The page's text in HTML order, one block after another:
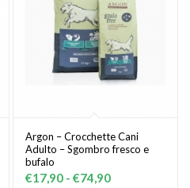
Argon – Crocchette Cani
Adulto – Sgombro fresco e
bufalo
€17,90 - €74,90Fascia